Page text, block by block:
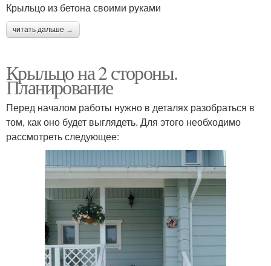
Крыльцо из бетона своими руками
читать дальше →
Крыльцо на 2 стороны.
Планирование
Перед началом работы нужно в деталях разобраться в
том, как оно будет выглядеть. Для этого необходимо
рассмотреть следующее: